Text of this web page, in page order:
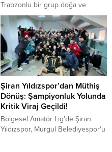
Trabzonlu bir grup doğa ve
macera tutkunu son bir haftadır
bölgede etkili olan sıcak havaları
fırsat bilerek kar motorları ile
Trabzon ve Gümüşhane illerinin
kesişme noktasında bulunan 2
bin 300 rakımlı Kadırga Yaylası ve
çevre obaları gezdiler. Trabzon
Düzköy ilçesi sakinlerinden
Kemal Bekar, Ali Akyüz ve Ali
Akdeniz beraberlerinde bir...
Şiran Yıldızspor’dan Müthiş
Dönüş: Şampiyonluk Yolunda
Kritik Viraj Geçildi!
Bölgesel Amatör Lig'de Şiran
Yıldızspor, Murgul Belediyespor'u